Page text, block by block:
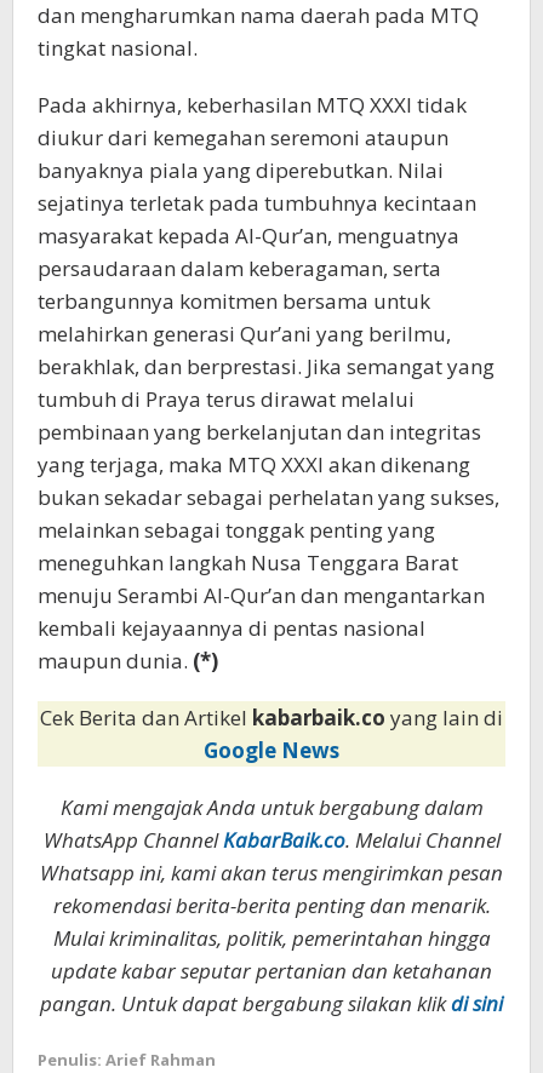
dan mengharumkan nama daerah pada MTQ
tingkat nasional.
Pada akhirnya, keberhasilan MTQ XXXI tidak
diukur dari kemegahan seremoni ataupun
banyaknya piala yang diperebutkan. Nilai
sejatinya terletak pada tumbuhnya kecintaan
masyarakat kepada Al-Qur’an, menguatnya
persaudaraan dalam keberagaman, serta
terbangunnya komitmen bersama untuk
melahirkan generasi Qur’ani yang berilmu,
berakhlak, dan berprestasi. Jika semangat yang
tumbuh di Praya terus dirawat melalui
pembinaan yang berkelanjutan dan integritas
yang terjaga, maka MTQ XXXI akan dikenang
bukan sekadar sebagai perhelatan yang sukses,
melainkan sebagai tonggak penting yang
meneguhkan langkah Nusa Tenggara Barat
menuju Serambi Al-Qur’an dan mengantarkan
kembali kejayaannya di pentas nasional
maupun dunia. (*)
Cek Berita dan Artikel kabarbaik.co yang lain di
Google News
Kami mengajak Anda untuk bergabung dalam
WhatsApp ChannelKabarBaik.co. Melalui Channel
Whatsapp ini, kami akan terus mengirimkan pesan
rekomendasi berita-berita penting dan menarik.
Mulai kriminalitas, politik, pemerintahan hingga
update kabar seputar pertanian dan ketahanan
pangan. Untuk dapat bergabung silakan klikdi sini
Penulis: Arief Rahman